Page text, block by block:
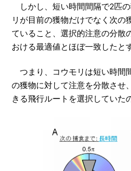
しかし、短い時間間隔で2匹
リが目前の獲物だけでなく次の
ていること、選択的注意の分散
おける最適値とほぼ一致したと
つまり、コウモリは短い時間
の獲物に対して注意を分散させ
きる飛行ルートを選択していた